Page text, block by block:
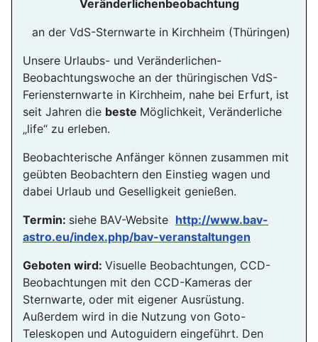
Veränderlichenbeobachtung
an der VdS-Sternwarte in Kirchheim (Thüringen)
Unsere Urlaubs- und Veränderlichen-
Beobachtungswoche an der thüringischen VdS-
Feriensternwarte in Kirchheim, nahe bei Erfurt, ist
seit Jahren die beste Möglichkeit, Veränderliche
„life“ zu erleben.
Beobachterische Anfänger können zusammen mit
geübten Beobachtern den Einstieg wagen und
dabei Urlaub und Geselligkeit genießen.
Termin: siehe BAV-Website http://www.bav-
astro.eu/index.php/bav-veranstaltungen
Geboten wird: Visuelle Beobachtungen, CCD-
Beobachtungen mit den CCD-Kameras der
Sternwarte, oder mit eigener Ausrüstung.
Außerdem wird in die Nutzung von Goto-
Teleskopen und Autoguidern eingeführt. Den